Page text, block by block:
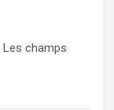
Les champs